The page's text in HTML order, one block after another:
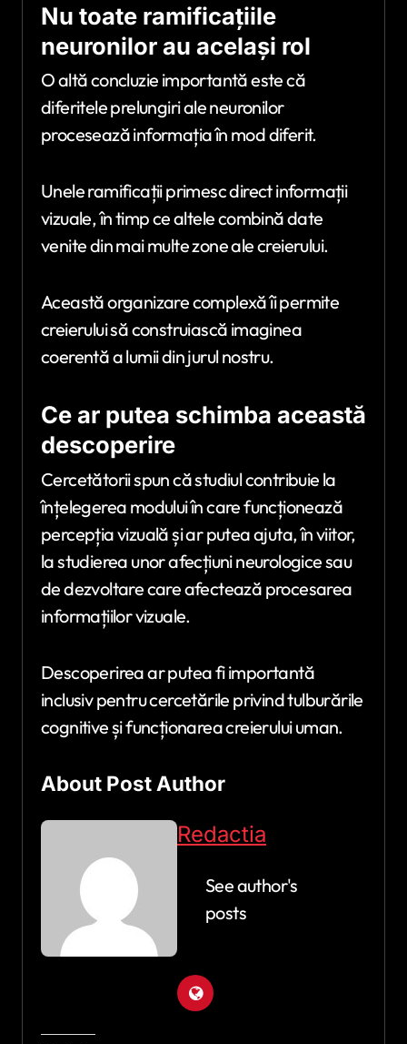
Nu toate ramificațiile
neuronilor au același rol
O altă concluzie importantă este că
diferitele prelungiri ale neuronilor
procesează informația în mod diferit.
Unele ramificații primesc direct informații
vizuale, în timp ce altele combină date
venite din mai multe zone ale creierului.
Această organizare complexă îi permite
creierului să construiască imaginea
coerentă a lumii din jurul nostru.
Ce ar putea schimba această
descoperire
Cercetătorii spun că studiul contribuie la
înțelegerea modului în care funcționează
percepția vizuală și ar putea ajuta, în viitor,
la studierea unor afecțiuni neurologice sau
de dezvoltare care afectează procesarea
informațiilor vizuale.
Descoperirea ar putea fi importantă
inclusiv pentru cercetările privind tulburările
cognitive și funcționarea creierului uman.
About Post Author
Redactia
See author's
posts